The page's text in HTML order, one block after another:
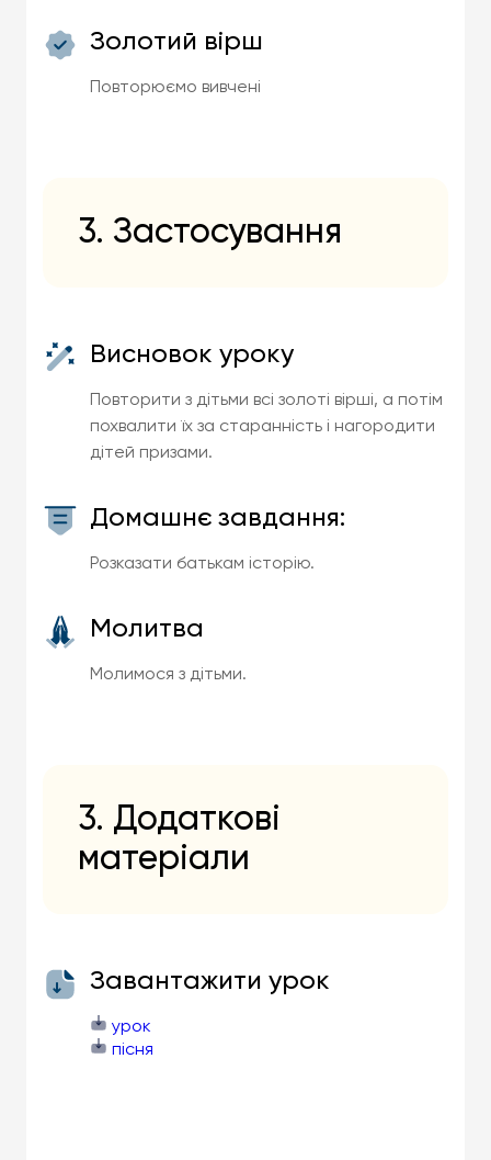
Золотий вірш
Повторюємо вивчені
3. Застосування
Висновок уроку
Повторити з дітьми всі золоті вірші, а потім
похвалити їх за старанність і нагородити
дітей призами.
Домашнє завдання:
Розказати батькам історію.
Молитва
Молимося з дітьми.
3. Додаткові
матеріали
Завантажити урок
урок
пісня